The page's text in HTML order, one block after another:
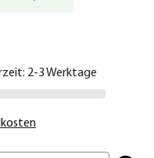
2-3 Werktage